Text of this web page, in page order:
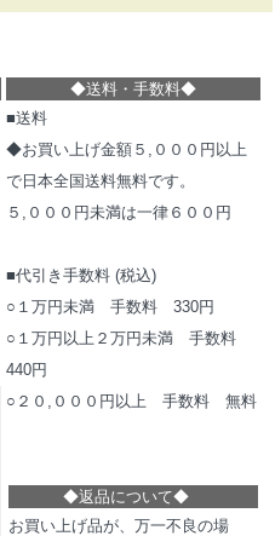
◆送料・手数料◆
■送料
◆お買い上げ金額５,０００円以上
で日本全国送料無料です。
５,０００円未満は一律６００円
■代引き手数料 (税込)
○１万円未満 手数料 330円
○１万円以上２万円未満 手数料
440円
○２０,０００円以上 手数料 無料
◆返品について◆
お買い上げ品が、万一不良の場